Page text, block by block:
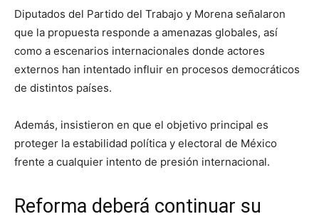
Diputados del Partido del Trabajo y Morena señalaron
que la propuesta responde a amenazas globales, así
como a escenarios internacionales donde actores
externos han intentado influir en procesos democráticos
de distintos países.
Además, insistieron en que el objetivo principal es
proteger la estabilidad política y electoral de México
frente a cualquier intento de presión internacional.
Reforma deberá continuar su